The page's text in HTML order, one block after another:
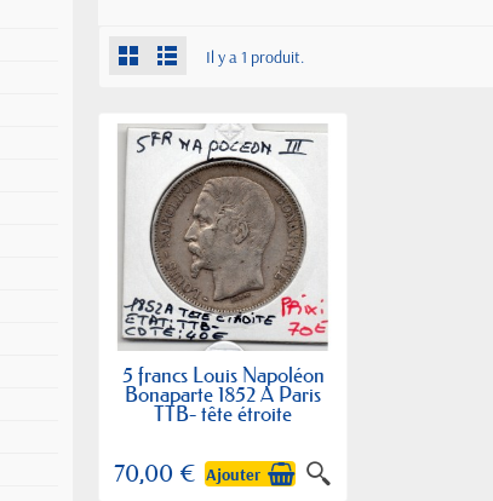
Il y a 1 produit.
5 francs Louis Napoléon
Bonaparte 1852 A Paris
TTB- tête étroite
70,00 € Ajouter